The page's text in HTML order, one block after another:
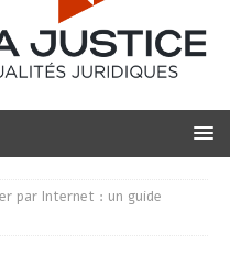
par Internet : un guide